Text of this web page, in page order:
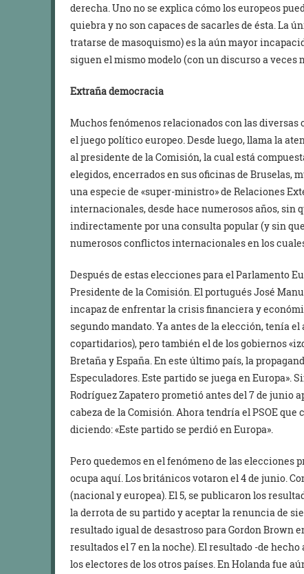
derecha. Uno no se explica cómo los europeos
quiebra y no son capaces de sacarles de ésta. La
tratarse de masoquismo) es la aún mayor
siguen el mismo modelo (con un discurso a veces
Extraña democracia
Muchos fenómenos relacionados con las
el juego político europeo. Desde luego, llama la
al presidente de la Comisión, la cual está
elegidos, encerrados en sus oficinas de Bruselas,
una especie de «super-ministro» de Relaciones
internacionales, desde hace numerosos años, sin
indirectamente por una consulta popular (y sin
numerosos conflictos internacionales en los
Después de estas elecciones para el Parlamento
Presidente de la Comisión. El portugués José
incapaz de enfrentar la crisis financiera y
segundo mandato. Ya antes de la elección, tenía
copartidarios), pero también el de los gobiernos
Bretaña y España. En este último país, la
Especuladores. Este partido se juega en Europa».
Rodríguez Zapatero prometió antes del 7 de junio
cabeza de la Comisión. Ahora tendría el PSOE que
diciendo: «Este partido se perdió en Europa».
Pero quedemos en el fenómeno de las elecciones
ocupa aquí. Los británicos votaron el 4 de junio.
(nacional y europea). El 5, se publicaron los
la derrota de su partido y aceptar la renuncia de
resultado igual de desastroso para Gordon Brown
resultados el 7 en la noche). El resultado -de
los electores de los otros países. En Holanda fue